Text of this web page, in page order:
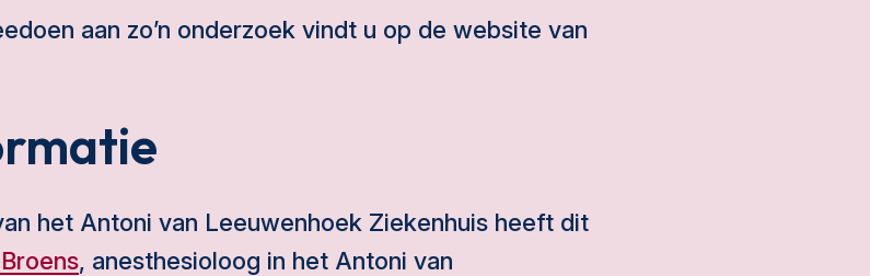
aan zo’n onderzoek vindt u op de website van
het Antoni van Leeuwenhoek Ziekenhuis heeft dit
, anesthesioloog in het Antoni van